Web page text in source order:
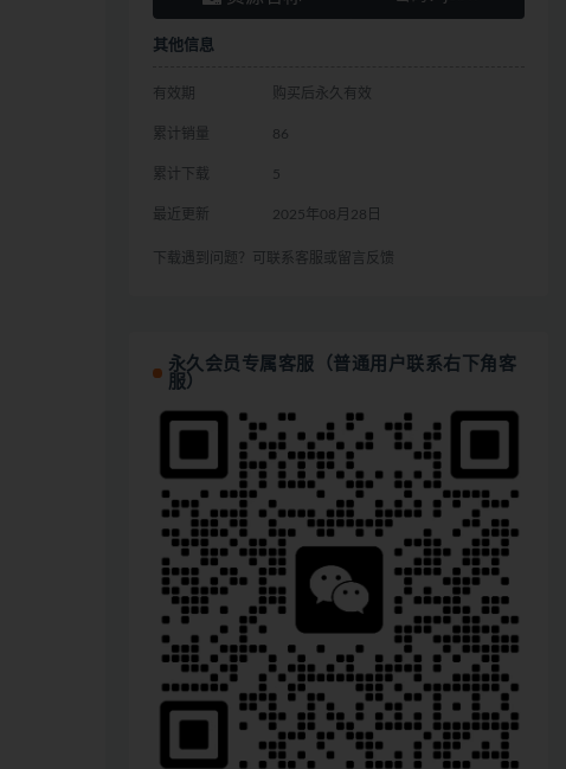
其他信息
有效期 购买后永久有效
累计销量 86
累计下载 5
最近更新 2025年08月28日
下载遇到问题？可联系客服或留言反馈
永久会员专属客服（普通用户联系右下角客
服）